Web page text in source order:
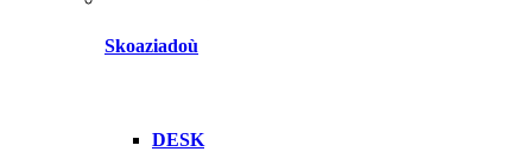
Skoaziadoù
DESK